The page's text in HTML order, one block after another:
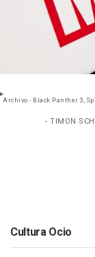
Archivo - Black Panther 3,
- TIMON
Cultura Ocio